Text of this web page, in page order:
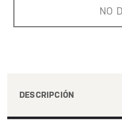
NO
DESCRIPCIÓN